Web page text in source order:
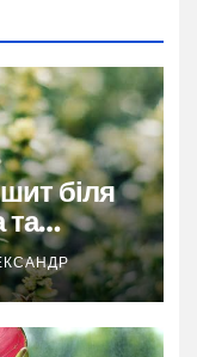
біля
та